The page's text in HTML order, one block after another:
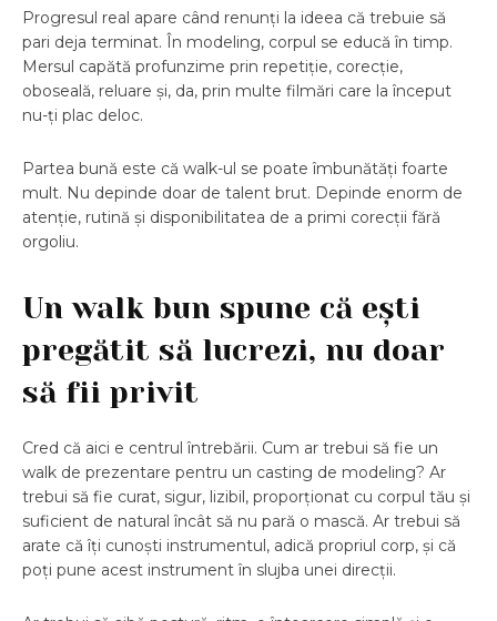
Progresul real apare când renunți la ideea că trebuie să
pari deja terminat. În modeling, corpul se educă în timp.
Mersul capătă profunzime prin repetiție, corecție,
oboseală, reluare și, da, prin multe filmări care la început
nu-ți plac deloc.
Partea bună este că walk-ul se poate îmbunătăți foarte
mult. Nu depinde doar de talent brut. Depinde enorm de
atenție, rutină și disponibilitatea de a primi corecții fără
orgoliu.
Un walk bun spune că ești
pregătit să lucrezi, nu doar
să fii privit
Cred că aici e centrul întrebării. Cum ar trebui să fie un
walk de prezentare pentru un casting de modeling? Ar
trebui să fie curat, sigur, lizibil, proporționat cu corpul tău și
suficient de natural încât să nu pară o mască. Ar trebui să
arate că îți cunoști instrumentul, adică propriul corp, și că
poți pune acest instrument în slujba unei direcții.